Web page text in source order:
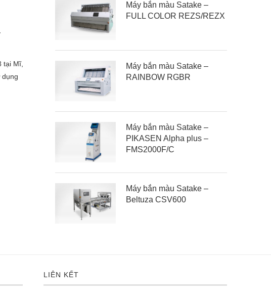
tại Mĩ,
Máy bắn màu Satake –
FULL COLOR REZS/REZX
Máy bắn màu Satake –
RAINBOW RGBR
Máy bắn màu Satake –
PIKASEN Alpha plus –
FMS2000F/C
Máy bắn màu Satake –
Beltuza CSV600
LIÊN KẾT